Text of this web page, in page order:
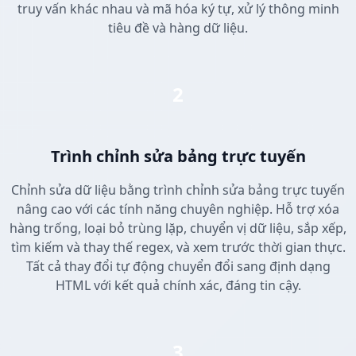
truy vấn khác nhau và mã hóa ký tự, xử lý thông minh
tiêu đề và hàng dữ liệu.
Trình chỉnh sửa bảng trực tuyến
Chỉnh sửa dữ liệu bằng trình chỉnh sửa bảng trực tuyến
nâng cao với các tính năng chuyên nghiệp. Hỗ trợ xóa
hàng trống, loại bỏ trùng lặp, chuyển vị dữ liệu, sắp xếp,
tìm kiếm và thay thế regex, và xem trước thời gian thực.
Tất cả thay đổi tự động chuyển đổi sang định dạng
HTML với kết quả chính xác, đáng tin cậy.